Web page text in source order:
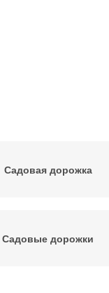
Садовая дорожка
Садовые дорожки